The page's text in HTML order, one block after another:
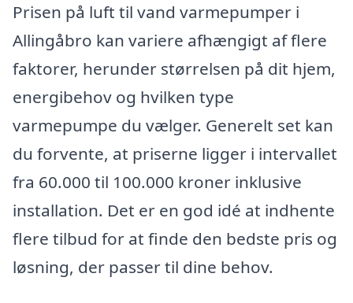
Prisen på luft til vand varmepumper i
Allingåbro kan variere afhængigt af flere
faktorer, herunder størrelsen på dit hjem,
energibehov og hvilken type
varmepumpe du vælger. Generelt set kan
du forvente, at priserne ligger i intervallet
fra 60.000 til 100.000 kroner inklusive
installation. Det er en god idé at indhente
flere tilbud for at finde den bedste pris og
løsning, der passer til dine behov.